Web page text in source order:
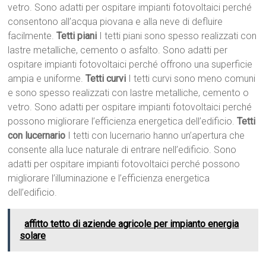
vetro. Sono adatti per ospitare impianti fotovoltaici perché
consentono all’acqua piovana e alla neve di defluire
facilmente.Tetti piani I tetti piani sono spesso realizzati con
lastre metalliche, cemento o asfalto. Sono adatti per
ospitare impianti fotovoltaici perché offrono una superficie
ampia e uniforme.Tetti curvi I tetti curvi sono meno comuni
e sono spesso realizzati con lastre metalliche, cemento o
vetro. Sono adatti per ospitare impianti fotovoltaici perché
possono migliorare l’efficienza energetica dell’edificio.Tetti
con lucernario I tetti con lucernario hanno un’apertura che
consente alla luce naturale di entrare nell’edificio. Sono
adatti per ospitare impianti fotovoltaici perché possono
migliorare l’illuminazione e l’efficienza energetica
dell’edificio.
affitto tetto di aziende agricole per impianto energia
solare